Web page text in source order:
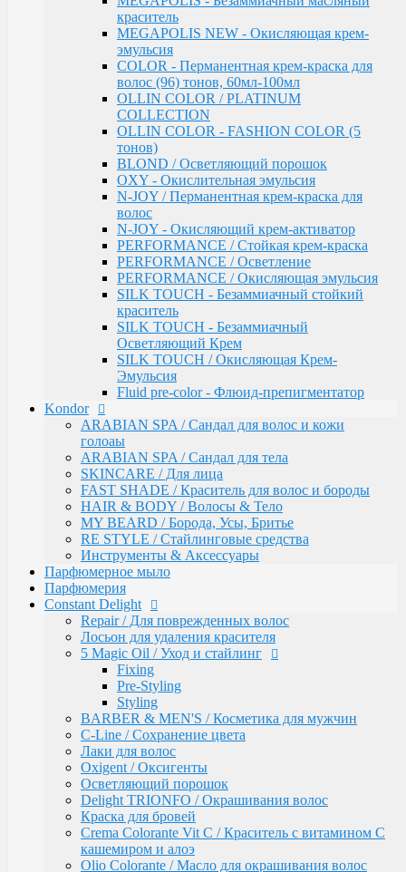
ARABIAN SPA / Сандал для волос и кожи голоаы
ARABIAN SPA / Сандал для тела
SKINCARE / Для лица
FAST SHADE / Краситель для волос и бороды
HAIR & BODY / Волосы & Тело
MY BEARD / Борода, Усы, Бритье
RE STYLE / Стайлинговые средства
Инструменты & Аксессуары
Парфюмерное мыло
Парфюмерия
Constant Delight
Repair / Для поврежденных волос
Лосьон для удаления красителя
5 Magic Oil / Уход и стайлинг
Fixing
Pre-Styling
Styling
BARBER & MEN'S / Косметика для мужчин
C-Line / Сохранение цвета
Лаки для волос
Oxigent / Оксигенты
Осветляющий порошок
Delight TRIONFO / Окрашивания волос
Краска для бровей
Crema Colorante Vit C / Краситель с витамином С
кашемиром и алоэ
Olio Colorante / Масло для окрашивания волос
Delightex / Мультивитаминная защита
Крио Терапия
SPA / Терапия с шелком
Серия против выпадения
Восстановление волос
Intensive
Bio Flowers Water / Уход за волосами
Be Wavy / Химическая завивка
Одноразовая продукция
Lador
Бальзамы и кондиционеры
Защита, Лечения и Восстановления
Маски
Масла
Сыворотки
Уход за телом / Скрабы и пилинги
Шампуни
Kapous
Total Reconstruction
Arganoil
Обесцвечивающие продукты Arganoil
Стайлинг Arganoil
Уход за волосами Arganoil
Aromatic Symphony
Biotin Energy
Blond Bar
краситель
MEGAPOLIS NEW - Окисляющая крем-
эмульсия
COLOR - Перманентная крем-краска для
волос (96) тонов, 60мл-100мл
OLLIN COLOR / PLATINUM
COLLECTION
OLLIN COLOR - FASHION COLOR (5
тонов)
BLOND / Осветляющий порошок
OXY - Окислительная эмульсия
N-JOY / Перманентная крем-краска для
волос
N-JOY - Окисляющий крем-активатор
PERFORMANCE / Стойкая крем-краска
PERFORMANCE / Осветление
PERFORMANCE / Окисляющая эмульсия
SILK TOUCH - Безаммиачный стойкий
краситель
SILK TOUCH - Безаммиачный
Осветляющий Крем
SILK TOUCH / Окисляющая Крем-
Эмульсия
Fluid pre-color - Флюид-препигментатор
Kondor
ARABIAN SPA / Сандал для волос и кожи
голоаы
ARABIAN SPA / Сандал для тела
SKINCARE / Для лица
FAST SHADE / Краситель для волос и бороды
HAIR & BODY / Волосы & Тело
MY BEARD / Борода, Усы, Бритье
RE STYLE / Стайлинговые средства
Инструменты & Аксессуары
Парфюмерное мыло
Парфюмерия
Constant Delight
Repair / Для поврежденных волос
Лосьон для удаления красителя
5 Magic Oil / Уход и стайлинг
Fixing
Pre-Styling
Styling
BARBER & MEN'S / Косметика для мужчин
C-Line / Сохранение цвета
Лаки для волос
Oxigent / Оксигенты
Осветляющий порошок
Delight TRIONFO / Окрашивания волос
Краска для бровей
Crema Colorante Vit C / Краситель с витамином С
кашемиром и алоэ
Olio Colorante / Масло для окрашивания волос